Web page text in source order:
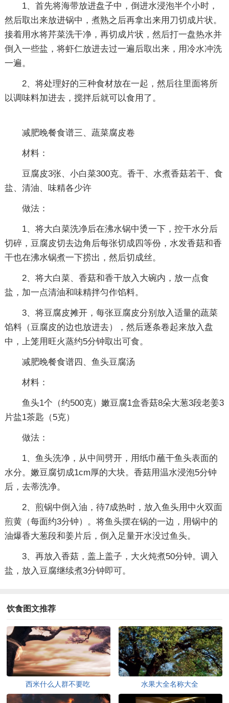
1、首先将海带放进盘子中，倒进水浸泡半个小时，
然后取出来放进锅中，煮熟之后再拿出来用刀切成片状。
接着用水将芹菜洗干净，再切成片状，然后打一盘热水并
倒入一些盐，将虾仁放进去过一遍后取出来，用冷水冲洗
一遍。
2、将处理好的三种食材放在一起，然后往里面将所
以调味料加进去，搅拌后就可以食用了。
减肥晚餐食谱三、蔬菜腐皮卷
材料：
豆腐皮3张、小白菜300克。香干、水煮香菇若干、食
盐、清油、味精各少许
做法：
1、将大白菜洗净后在沸水锅中烫一下，控干水分后
切碎，豆腐皮切去边角后每张切成四等份，水发香菇和香
干也在沸水锅煮一下捞出，然后切成丝。
2、将大白菜、香菇和香干放入大碗内，放一点食
盐，加一点清油和味精拌匀作馅料。
3、将豆腐皮摊开，每张豆腐皮分别放入适量的蔬菜
馅料（豆腐皮的边也放进去），然后逐条卷起来放入盘
中，上笼用旺火蒸约5分钟取出可食。
减肥晚餐食谱四、鱼头豆腐汤
材料：
鱼头1个（约500克）嫩豆腐1盒香菇8朵大葱3段老姜3
片盐1茶匙（5克）
做法：
1、鱼头洗净，从中间劈开，用纸巾蘸干鱼头表面的
水分。嫩豆腐切成1cm厚的大块。香菇用温水浸泡5分钟
后，去蒂洗净。
2、煎锅中倒入油，待7成热时，放入鱼头用中火双面
煎黄（每面约3分钟）。将鱼头摆在锅的一边，用锅中的
油爆香大葱段和姜片后，倒入足量开水没过鱼头。
3、再放入香菇，盖上盖子，大火炖煮50分钟。调入
盐，放入豆腐继续煮3分钟即可。
饮食图文推荐
西米什么人群不要吃 水果大全名称大全